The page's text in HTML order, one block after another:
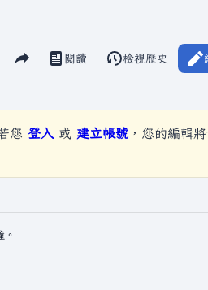
分享此頁面
視圖閱讀 檢視歷史
您 登入 或 建立帳號 ，您的編輯